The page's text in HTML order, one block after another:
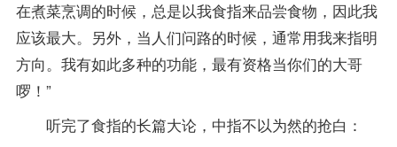
在煮菜烹调的时候，总是以我食指来品尝食物，因此我
应该最大。另外，当人们问路的时候，通常用我来指明
方向。我有如此多种的功能，最有资格当你们的大哥
啰！”
听完了食指的长篇大论，中指不以为然的抢白：